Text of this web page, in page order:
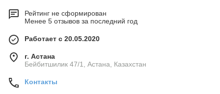
Рейтинг не сформирован
Менее 5 отзывов за последний год
Работает с 20.05.2020
г. Астана
Бейбитшилик 47/1, Астана, Казахстан
Контакты